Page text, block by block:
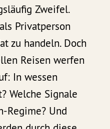
Zweifel.
Privatperson
zu handeln. Doch
Reisen werfen
In wessen
Welche Signale
Regime? Und